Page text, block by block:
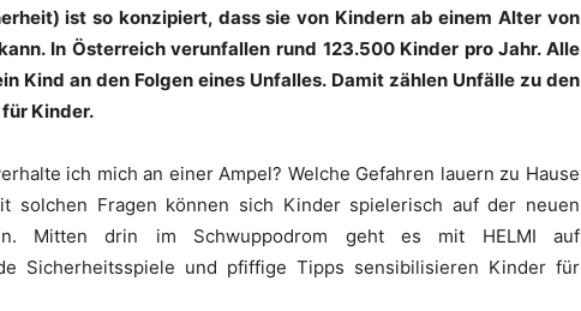
ist so konzipiert, dass sie von Kindern ab einem Alter von
In Österreich verunfallen rund 123.500 Kinder pro Jahr. Alle
Kind an den Folgen eines Unfalles. Damit zählen Unfälle zu den
Kinder.
ich mich an einer Ampel? Welche Gefahren lauern zu Hause
solchen Fragen können sich Kinder spielerisch auf der neuen
Mitten drin im Schwuppodrom geht es mit HELMI auf
Sicherheitsspiele und pfiffige Tipps sensibilisieren Kinder für